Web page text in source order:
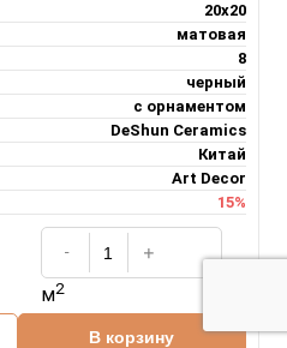
20х20
матовая
8
черный
с орнаментом
DeShun Ceramics
Китай
Art Decor
15%
м2
В корзину